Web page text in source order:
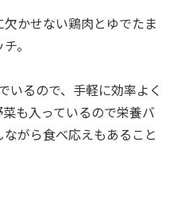
かせない鶏肉とゆでたま
。
いるので、手軽に効率よく
も入っているので栄養バ
がら食べ応えもあること